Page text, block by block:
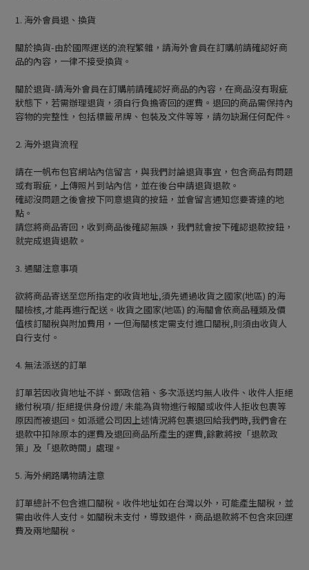
1. 海外會員退、換貨
關於換貨-由於國際運送的流程繁雜，請海外會員在訂購前請確認好商
品的內容，一律不接受換貨。
關於退貨-請海外會員在訂購前請確認好商品的內容，在商品沒有瑕疵
狀態下，若需辦理退貨，須自行負擔寄回的運費。退回的商品需保持內
容物的完整性，包括標籤吊牌、包裝及文件等等，請勿缺漏任何配件。
2. 海外退貨流程
請在一帆布包官網站內信留言，與我們討論退貨事宜，包含商品有問題
或有瑕疵，上傳照片到站內信，並在後台申請退貨退款。
確認沒問題之後會按下同意退貨的按鈕，並會留言通知您要寄達的地
點。
請您將商品寄回，收到商品後確認無誤，我們就會按下確認退款按鈕，
就完成退貨退款。
3. 通關注意事項
欲將商品寄送至您所指定的收貨地址,須先通過收貨之國家(地區) 的海
關檢核,才能再進行配送。收貨之國家(地區) 的海關會依商品種類及價
值核訂關稅與附加費用，一但海關核定需支付進口關稅,則須由收貨人
自行支付。
4. 無法派送的訂單
訂單若因收貨地址不詳、郵政信箱、多次派送均無人收件、收件人拒絕
繳付稅項/ 拒絕提供身份證/ 未能為貨物進行報關或收件人拒收包裹等
原因而被退回。如派遞公司因上述情況將包裹退回給我們時,我們會在
退款中扣除原本的運費及退回商品所產生的運費,餘數將按「退款政
策」及「退款時間」處理。
5. 海外網路購物請注意
訂單總計不包含進口關稅。收件地址如在台灣以外，可能產生關稅，並
需由收件人支付。如關稅未支付，導致退件，商品退款將不包含來回運
費及兩地關稅。